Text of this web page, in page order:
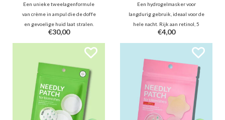
Een unieke tweelagenformule
van crème in ampul die de doffe
en gevoelige huid laat stralen.
Dankzij de kracht van rijstextract
helpt deze ampul een heldere
teint te bereiken, terwijl de huid
soepel, gekalmeerd en
revitaliseerd achterblijft.
€30,00
Een hydrogelmasker voor
langdurig gebruik, ideaal voor de
hele nacht. Rijk aan retinol, 5
typen laagmoleculair collageen
en niacinamide voor een
complete verzorging die de
huidelasticiteit en -textuur
verbetert en een stralende teint
€4,00